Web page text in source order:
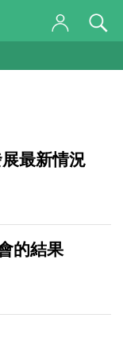
最新情況
的結果